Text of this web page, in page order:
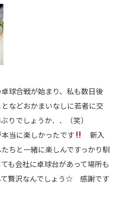
球合戦が始まり、私も数日後
などおかまいなしに若者に交
りでしょうか．．（笑）
当に楽しかったです
新入
ちと一緒に楽しんですっかり馴
会社に卓球台があって場所も
て贅沢なんでしょう☆ 感謝です